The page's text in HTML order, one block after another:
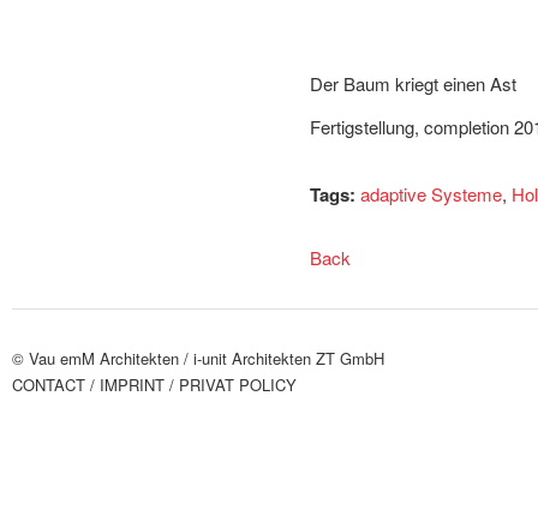
Der Baum kriegt einen Ast
Fertigstellung, completion
Tags: adaptive Systeme,
Back
© Vau emM Architekten / i-unit Architekten ZT GmbH
CONTACT / IMPRINT / PRIVAT POLICY